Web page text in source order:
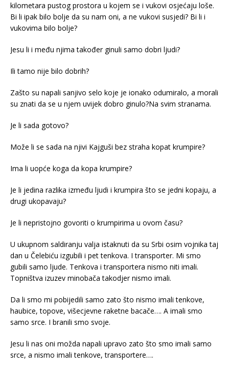
kilometara pustog prostora u kojem se i vukovi osjećaju loše.
Bi li ipak bilo bolje da su nam oni, a ne vukovi susjedi? Bi li i
vukovima bilo bolje?
Jesu li i među njima također ginuli samo dobri ljudi?
Ili tamo nije bilo dobrih?
Zašto su napali sanjivo selo koje je ionako odumiralo, a morali
su znati da se u njem uvijek dobro ginulo?Na svim stranama.
Je li sada gotovo?
Može li se sada na njivi Kajguši bez straha kopat krumpire?
Ima li uopće koga da kopa krumpire?
Je li jedina razlika između ljudi i krumpira što se jedni kopaju, a
drugi ukopavaju?
Je li nepristojno govoriti o krumpirima u ovom času?
U ukupnom saldiranju valja istaknuti da su Srbi osim vojnika taj
dan u Čelebiću izgubili i pet tenkova. I transporter. Mi smo
gubili samo ljude. Tenkova i transportera nismo niti imali.
Topništva izuzev minobača takodjer nismo imali.
Da li smo mi pobijedili samo zato što nismo imali tenkove,
haubice, topove, višecjevne raketne bacače…. A imali smo
samo srce. I branili smo svoje.
Jesu li nas oni možda napali upravo zato što smo imali samo
srce, a nismo imali tenkove, transportere….